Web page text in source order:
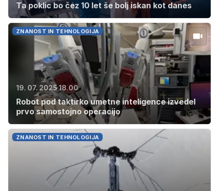
Ta poklic bo čez 10 let še bolj iskan kot danes
ZNANOST IN TEHNOLOGIJA
19. 07. 2025 18.00
Robot pod taktirko umetne inteligence izvedel
prvo samostojno operacijo
ZNANOST IN TEHNOLOGIJA